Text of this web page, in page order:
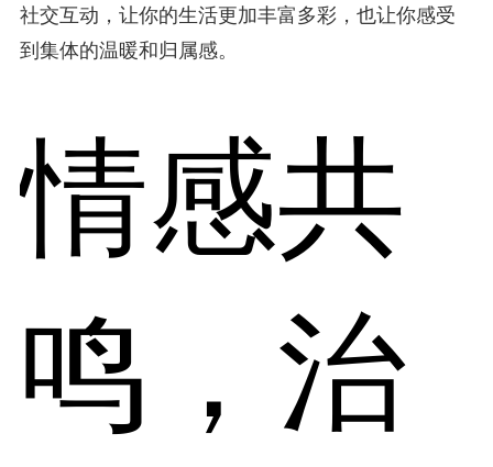
社交互动，让你的生活更加丰富多彩，也让你感受
到集体的温暖和归属感。
情感共
鸣，治